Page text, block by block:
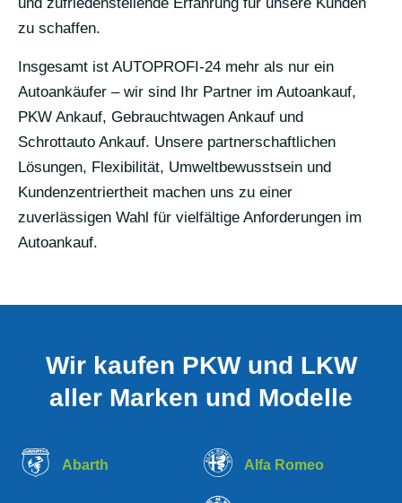
zu schaffen.
Insgesamt ist AUTOPROFI-24 mehr als nur ein
Autoankäufer – wir sind Ihr Partner im Autoankauf,
PKW Ankauf, Gebrauchtwagen Ankauf und
Schrottauto Ankauf. Unsere partnerschaftlichen
Lösungen, Flexibilität, Umweltbewusstsein und
Kundenzentriertheit machen uns zu einer
zuverlässigen Wahl für vielfältige Anforderungen im
Autoankauf.
Wir kaufen PKW und LKW
aller Marken und Modelle
Abarth Alfa Romeo